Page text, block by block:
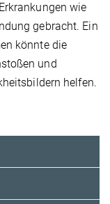
wie
gebracht. Ein
könnte die
und
helfen.